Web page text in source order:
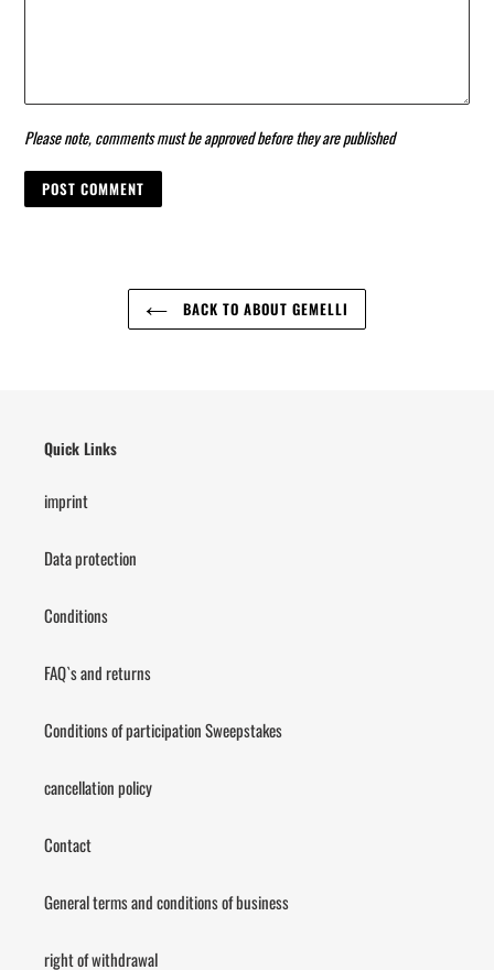
Please note, comments must be approved before they are published
BACK TO ABOUT GEMELLI
Quick Links
imprint
Data protection
Conditions
FAQ`s and returns
Conditions of participation Sweepstakes
cancellation policy
Contact
General terms and conditions of business
right of withdrawal